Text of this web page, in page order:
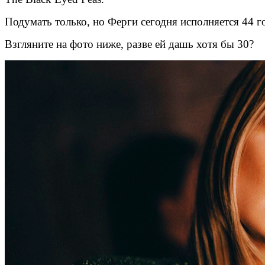
Подумать только, но Ферги сегодня исполняется 44
Взгляните на фото ниже, разве ей дашь хотя бы 30?